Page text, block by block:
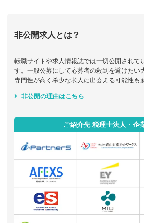
非公開求人とは？
転職サイトや求人情報誌では一切公開されて
す。一般公募にして応募者の殺到を避けたい
専門性が高く希少な求人に出会える可能性も
非公開の理由はこちら
ご紹介先 税理士法人・企